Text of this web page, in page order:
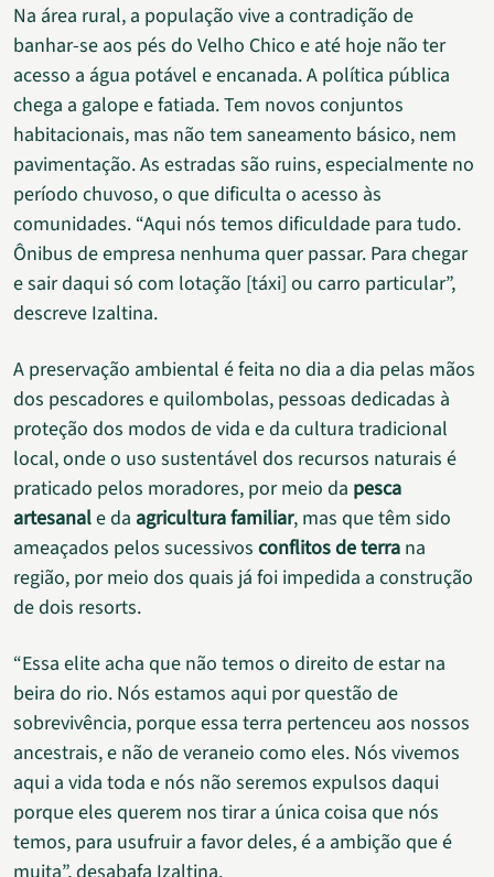
Na área rural, a população vive a contradição de
banhar-se aos pés do Velho Chico e até hoje não ter
acesso a água potável e encanada. A política pública
chega a galope e fatiada. Tem novos conjuntos
habitacionais, mas não tem saneamento básico, nem
pavimentação. As estradas são ruins, especialmente no
período chuvoso, o que dificulta o acesso às
comunidades. “Aqui nós temos dificuldade para tudo.
Ônibus de empresa nenhuma quer passar. Para chegar
e sair daqui só com lotação [táxi] ou carro particular”,
descreve Izaltina.
A preservação ambiental é feita no dia a dia pelas mãos
dos pescadores e quilombolas, pessoas dedicadas à
proteção dos modos de vida e da cultura tradicional
local, onde o uso sustentável dos recursos naturais é
praticado pelos moradores, por meio da pesca
artesanale da agricultura familiar, mas que têm sido
ameaçados pelos sucessivos conflitos de terra na
região, por meio dos quais já foi impedida a construção
de dois resorts.
“Essa elite acha que não temos o direito de estar na
beira do rio. Nós estamos aqui por questão de
sobrevivência, porque essa terra pertenceu aos nossos
ancestrais, e não de veraneio como eles. Nós vivemos
aqui a vida toda e nós não seremos expulsos daqui
porque eles querem nos tirar a única coisa que nós
temos, para usufruir a favor deles, é a ambição que é